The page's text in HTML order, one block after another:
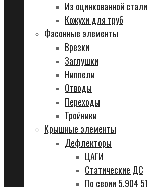
Из оцинкованной стали
Кожухи для труб
Фасонные элементы
Врезки
Заглушки
Ниппели
Отводы
Переходы
Тройники
Крышные элементы
Дефлекторы
ЦАГИ
Статические ДС
По серии 5.904 51